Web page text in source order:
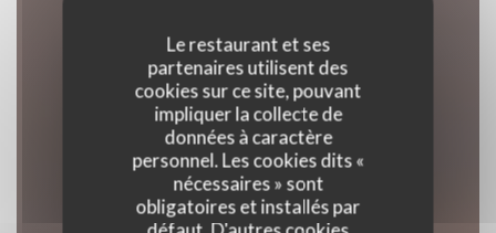
Le restaurant et ses
partenaires utilisent des
cookies sur ce site, pouvant
impliquer la collecte de
données à caractère
personnel. Les cookies dits «
nécessaires » sont
obligatoires et installés par